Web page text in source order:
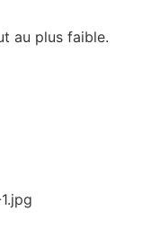
au plus faible.